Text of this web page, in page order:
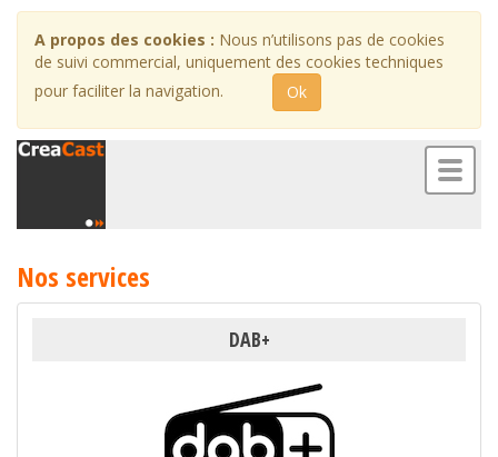
A propos des cookies : Nous n’utilisons pas de cookies
de suivi commercial, uniquement des cookies techniques
pour faciliter la navigation.
Ok
Toggle
Nos services
DAB+